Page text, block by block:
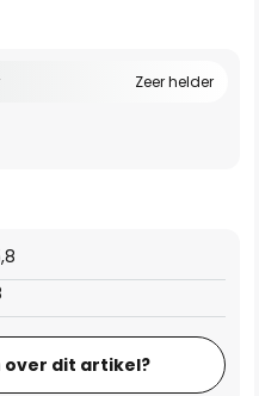
Zeer helder
over dit artikel?